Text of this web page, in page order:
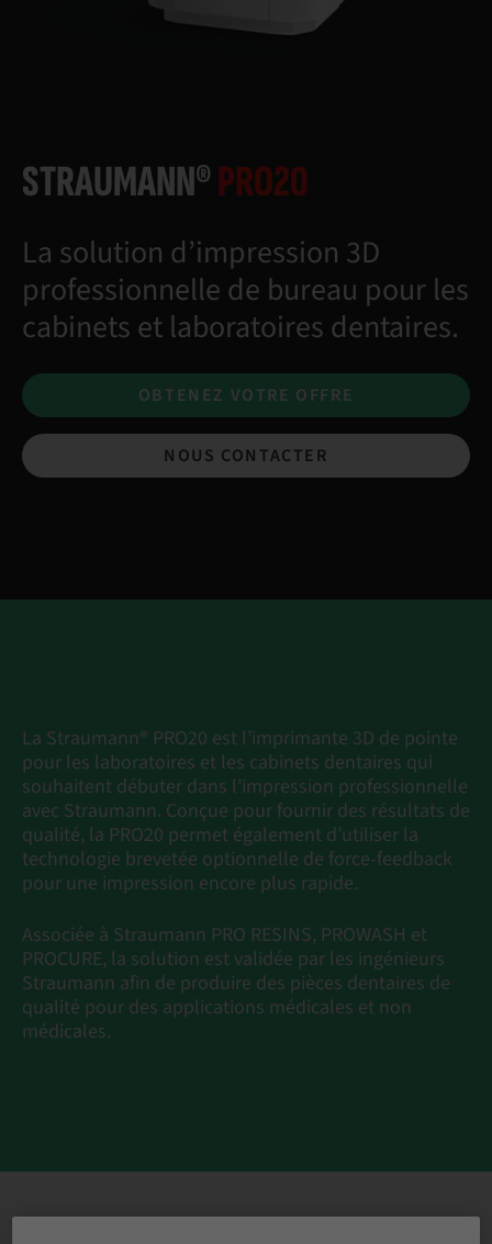
STRAUMANN®PRO20
La solution d’impression 3D
professionnelle de bureau pour les
cabinets et laboratoires dentaires.
OBTENEZ VOTRE OFFRE
NOUS CONTACTER
La Straumann® PRO20 est l’imprimante 3D de pointe
pour les laboratoires et les cabinets dentaires qui
souhaitent débuter dans l’impression professionnelle
avec Straumann. Conçue pour fournir des résultats de
qualité, la PRO20 permet également d’utiliser la
technologie brevetée optionnelle de force-feedback
pour une impression encore plus rapide.
Associée à Straumann PRO RESINS, PROWASH et
PROCURE, la solution est validée par les ingénieurs
Straumann afin de produire des pièces dentaires de
qualité pour des applications médicales et non
médicales.